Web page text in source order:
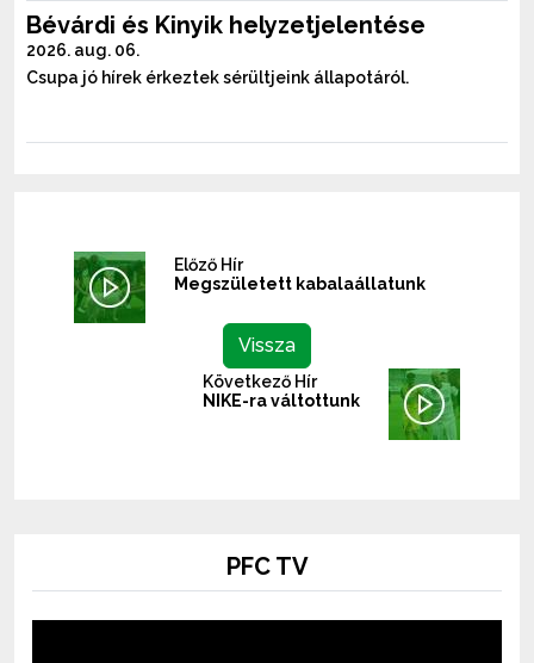
Bévárdi és Kinyik helyzetjelentése
2026. aug. 06.
Csupa jó hírek érkeztek sérültjeink állapotáról.
Előző Hír
Megszületett kabalaállatunk
Vissza
Következő Hír
NIKE-ra váltottunk
PFC TV